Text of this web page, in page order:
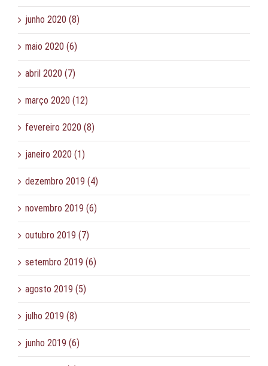
junho 2020 (8)
maio 2020 (6)
abril 2020 (7)
março 2020 (12)
fevereiro 2020 (8)
janeiro 2020 (1)
dezembro 2019 (4)
novembro 2019 (6)
outubro 2019 (7)
setembro 2019 (6)
agosto 2019 (5)
julho 2019 (8)
junho 2019 (6)